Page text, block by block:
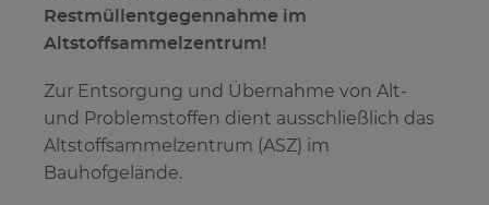
Restmüllentgegennahme im
Altstoffsammelzentrum!
Zur Entsorgung und Übernahme von Alt-
und Problemstoffen dient ausschließlich das
Altstoffsammelzentrum (ASZ) im
Bauhofgelände.